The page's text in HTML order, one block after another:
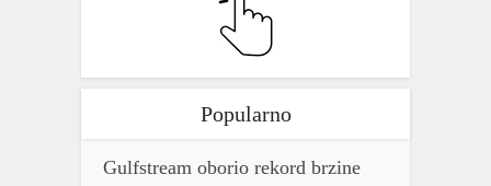
Popularno
Gulfstream oborio rekord brzine